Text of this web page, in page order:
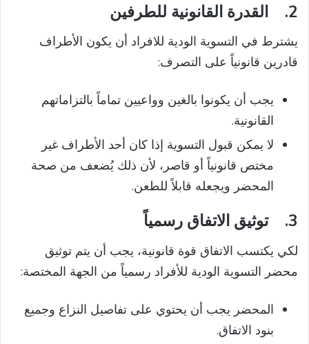
2. القدرة القانونية للطرفين
يشترط في التسوية الودية للافراد أن يكون الأطراف
قادرين قانونياً على التصرف:
يجب أن يكونوا بالغين وواعيين تماماً بالتزاماتهم
القانونية.
لا يمكن قبول التسوية إذا كان أحد الأطراف غير
مختص قانونياً أو قاصر، لأن ذلك يُضعف من صحة
المحضر ويجعله قابلاً للطعن.
3. توثيق الاتفاق رسمياً
لكي يكتسب الاتفاق قوة قانونية، يجب أن يتم توثيق
محضر التسوية الودية للأفراد رسمياً من الجهة المختصة:
المحضر يجب أن يحتوي على تفاصيل النزاع وجميع
بنود الاتفاق.